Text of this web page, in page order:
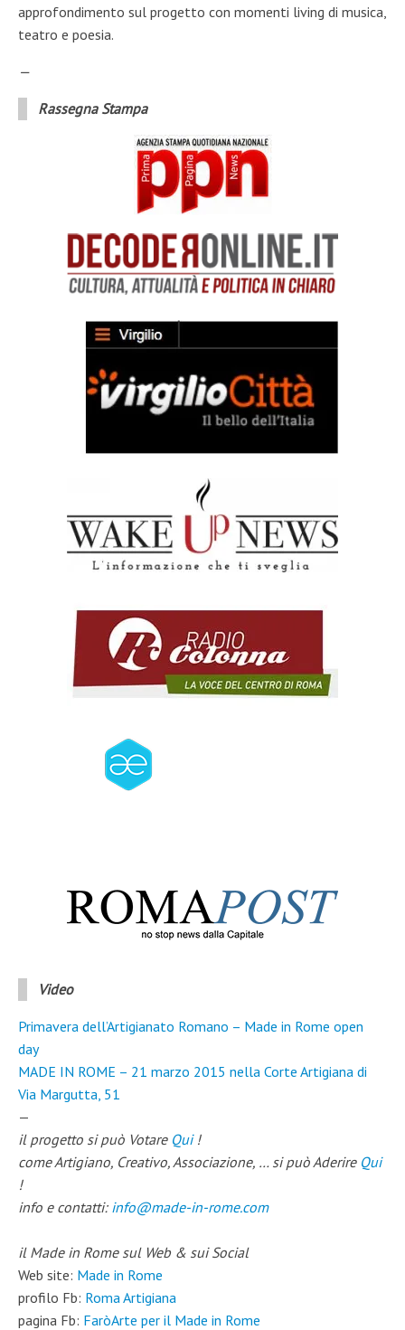
approfondimento sul progetto con momenti living di musica,
teatro e poesia.
—
Rassegna Stampa
Video
Primavera dell’Artigianato Romano – Made in Rome open
day
MADE IN ROME – 21 marzo 2015 nella Corte Artigiana di
Via Margutta, 51
—
il progetto si può Votare Qui!
come Artigiano, Creativo, Associazione, … si può Aderire Qui
!
info e contatti: info@made-in-rome.com
il Made in Rome sul Web & sui Social
Web site: Made in Rome
profilo Fb: Roma Artigiana
pagina Fb: FaròArte per il Made in Rome